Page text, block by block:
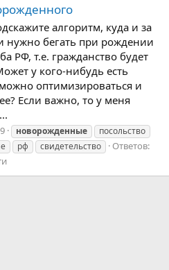
алгоритм, куда и за
нужно бегать при рождении
РФ, т.е. гражданство будет
у кого-нибудь есть
оптимизироваться и
Если важно, то у меня
новорожденные
посольство
рф свидетельство
Ответов: